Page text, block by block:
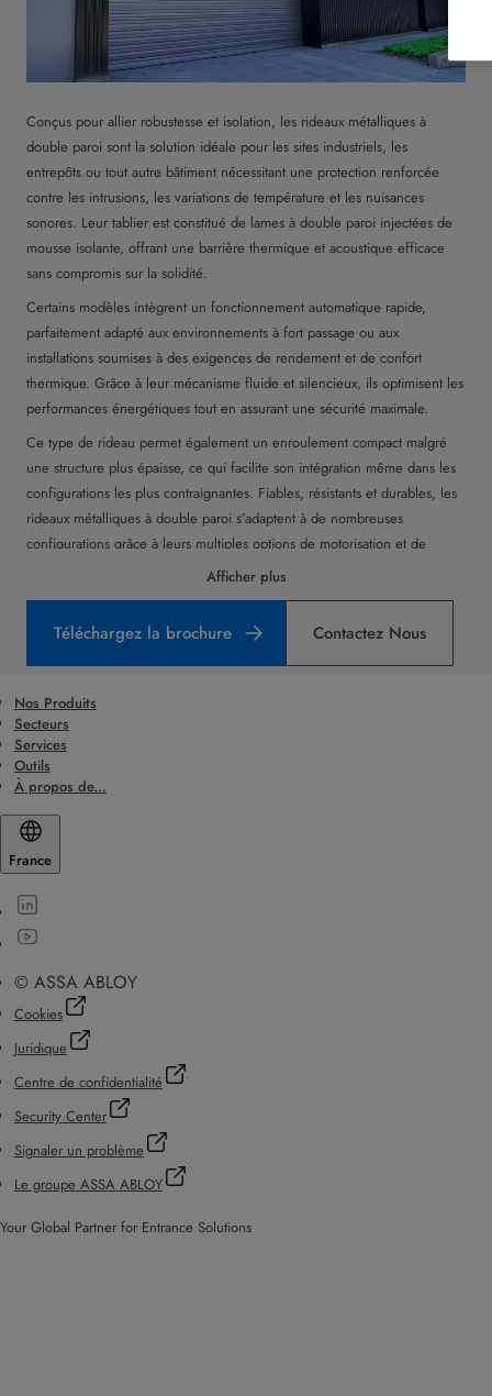
Conçus pour allier robustesse et isolation, les rideaux métalliques à
double paroi sont la solution idéale pour les sites industriels, les
entrepôts ou tout autre bâtiment nécessitant une protection renforcée
contre les intrusions, les variations de température et les nuisances
sonores. Leur tablier est constitué de lames à double paroi injectées de
mousse isolante, offrant une barrière thermique et acoustique efficace
sans compromis sur la solidité.
Certains modèles intègrent un fonctionnement automatique rapide,
parfaitement adapté aux environnements à fort passage ou aux
installations soumises à des exigences de rendement et de confort
thermique. Grâce à leur mécanisme fluide et silencieux, ils optimisent les
performances énergétiques tout en assurant une sécurité maximale.
Ce type de rideau permet également un enroulement compact malgré
une structure plus épaisse, ce qui facilite son intégration même dans les
configurations les plus contraignantes. Fiables, résistants et durables, les
rideaux métalliques à double paroi s’adaptent à de nombreuses
configurations grâce à leurs multiples options de motorisation et de
Afficher plus
Téléchargez la brochure Contactez Nous
Nos Produits
Secteurs
Services
Outils
À propos de...
France
© ASSA ABLOY
Cookies
Juridique
Centre de confidentialité
Security Center
Signaler un problème
Le groupe ASSA ABLOY
Your Global Partner for Entrance Solutions